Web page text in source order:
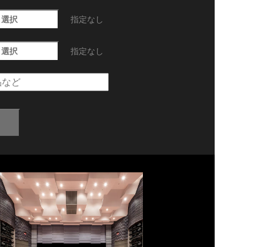
選択 指定なし
選択 指定なし